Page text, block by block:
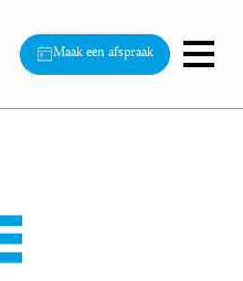
Maak een afspraak